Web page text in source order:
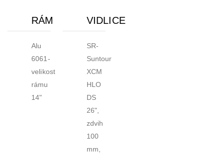
RÁM
Alu
6061-
velikost
rámu
14"
VIDLICE
SR-
Suntour
XCM
HLO
DS
26",
zdvih
100
mm,